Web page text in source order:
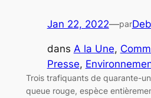
Jan 22, 2022—par
dans A la Une,
Presse,
Trois trafiquants de quarante-
queue rouge, espèce